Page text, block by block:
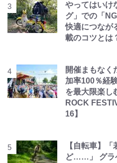
やってはいけ
グ」での「
快適につなが
載のコツとは
開催まもなく
加率100％経
を最大限楽し
ROCK
16】
【自転車】
ど……」 グラ